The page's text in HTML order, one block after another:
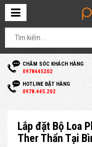
CHĂM SÓC KHÁCH HÀNG
0978445202
HOTLINE ĐẶT HÀNG
0978.445.202
Lắp đặt Bộ Loa
Ther Thẩn Tại